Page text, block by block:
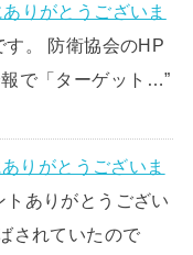
りがとうございま
。 防衛協会のHP
で「ターゲット…”
りがとうございま
ありがとうござい
されていたので